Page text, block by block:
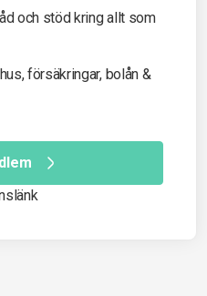
och stöd kring allt som
försäkringar, bolån &